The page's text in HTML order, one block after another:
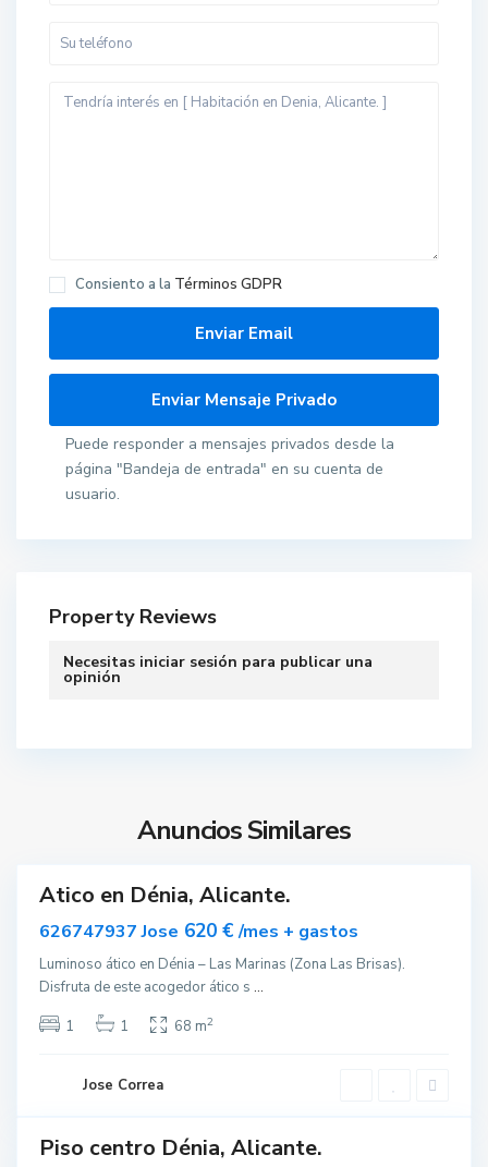
Consiento a la Términos GDPR
Puede responder a mensajes privados desde la
página "Bandeja de entrada" en su cuenta de
usuario.
Property Reviews
Necesitas iniciar sesión para publicar una
opinión
Anuncios Similares
Destacado
Atico en Dénia, Alicante.
626747937 Jose 620 €/mes + gastos
Luminoso ático en Dénia – Las Marinas (Zona Las Brisas).
Disfruta de este acogedor ático s ...
1
1 68 m2
Jose Correa
D
é
Piso centro Dénia, Alicante.